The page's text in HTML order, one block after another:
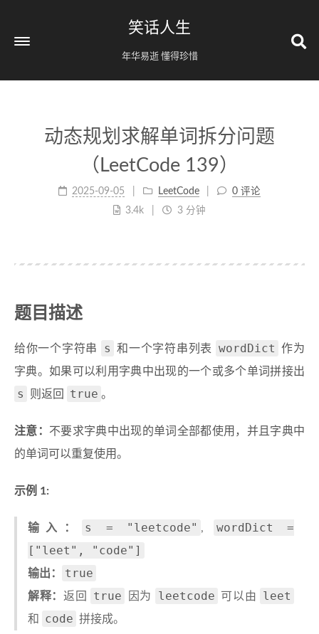
笑话人生
年华易逝 懂得珍惜
动态规划求解单词拆分问题
（LeetCode 139）
2025-09-05 LeetCode
0 评论
3.4k
3 分钟
题目描述
给你一个字符串 s 和一个字符串列表 wordDict
作为
字典。如果可以利用字典中出现的一个或多个单词拼接出
s 则返回 true 。
注意： 不要求字典中出现的单词全部都使用，并且字典中
的单词可以重复使用。
示例 1:
输入： s = "leetcode" ,
wordDict =
["leet", "code"]
输出： true
解释： 返回 true 因为 leetcode 可以由 leet
和 code 拼接成。